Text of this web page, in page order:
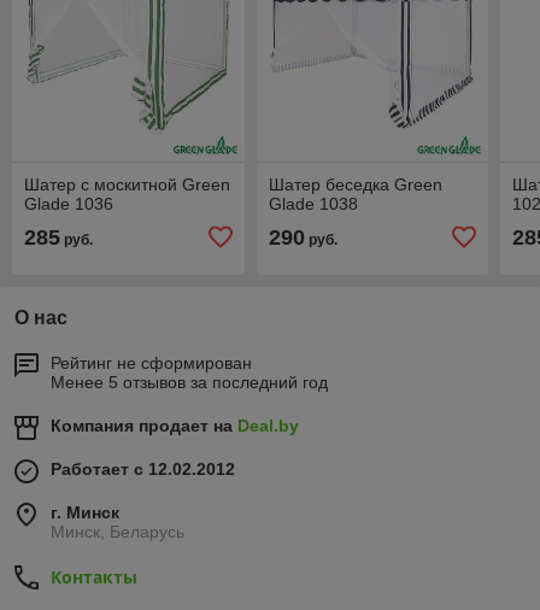
Шатер с москитной Green
Glade 1036
285 руб.
Шатер беседка Green
Glade 1038
290руб.
О нас
Рейтинг не сформирован
Менее 5 отзывов за последний год
Компания продает на Deal.by
Работает с 12.02.2012
г. Минск
Минск, Беларусь
Контакты